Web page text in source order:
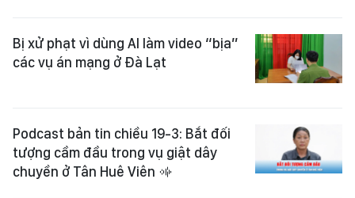
Bị xử phạt vì dùng AI làm video “bịa”
các vụ án mạng ở Đà Lạt
Podcast bản tin chiều 19-3: Bắt đối
tượng cầm đầu trong vụ giật dây
chuyền ở Tân Huê Viên